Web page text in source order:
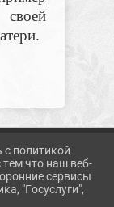
политикой
что наш веб-
сервисы
"Госуслуги",